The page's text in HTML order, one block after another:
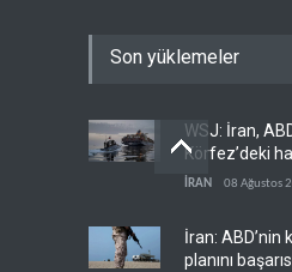
Son yüklemeler
WSJ: İran,
Körfez’deki
sona erdiriyor
İRAN 08 Ağustos
İran: ABD’nin
planını